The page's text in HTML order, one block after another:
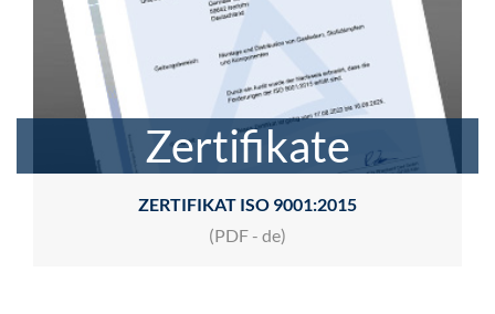
Zertifikate
ZERTIFIKAT ISO 9001:2015
(PDF - de)